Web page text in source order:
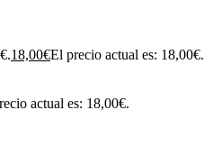
18,00€El precio actual es: 18,00€.
actual es: 18,00€.